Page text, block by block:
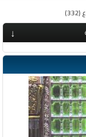
↓